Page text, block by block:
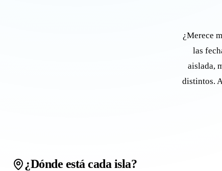
¿Merece
las
aislada,
distintos.
¿Dónde está cada isla?